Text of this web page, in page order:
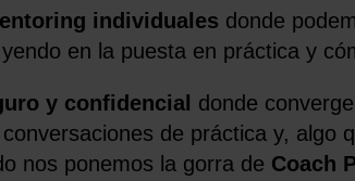
individuales donde
en la puesta en práctica y
y confidencial donde
de práctica y, algo
nos ponemos la gorra de Coach